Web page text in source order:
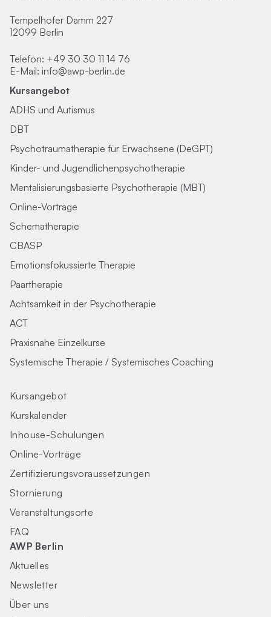
Tempelhofer Damm 227
12099 Berlin
Telefon: +49 30 30 11 14 76
E-Mail: info@awp-berlin.de
Kursangebot
ADHS und Autismus
DBT
Psychotraumatherapie für Erwachsene (DeGPT)
Kinder- und Jugendlichenpsychotherapie
Mentalisierungsbasierte Psychotherapie (MBT)
Online-Vorträge
Schematherapie
CBASP
Emotionsfokussierte Therapie
Paartherapie
Achtsamkeit in der Psychotherapie
ACT
Praxisnahe Einzelkurse
Systemische Therapie / Systemisches Coaching
Kursangebot
Kurskalender
Inhouse-Schulungen
Online-Vorträge
Zertifizierungs­voraus­setzungen
Stornierung
Veranstaltungsorte
FAQ
AWP Berlin
Aktuelles
Newsletter
Über uns